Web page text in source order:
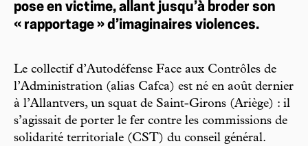
pose en victime, allant jusqu’à broder son
« rapportage » d’imaginaires violences.
Le collectif d’Autodéfense Face aux Contrôles de
l’Administration (alias Cafca) est né en août dernier
à l’Allantvers, un squat de Saint-Girons (Ariège) : il
s’agissait de porter le fer contre les commissions de
solidarité territoriale (CST) du conseil général.